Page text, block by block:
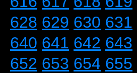
628 629 630 631
640 641 642 643
652 653 654 655